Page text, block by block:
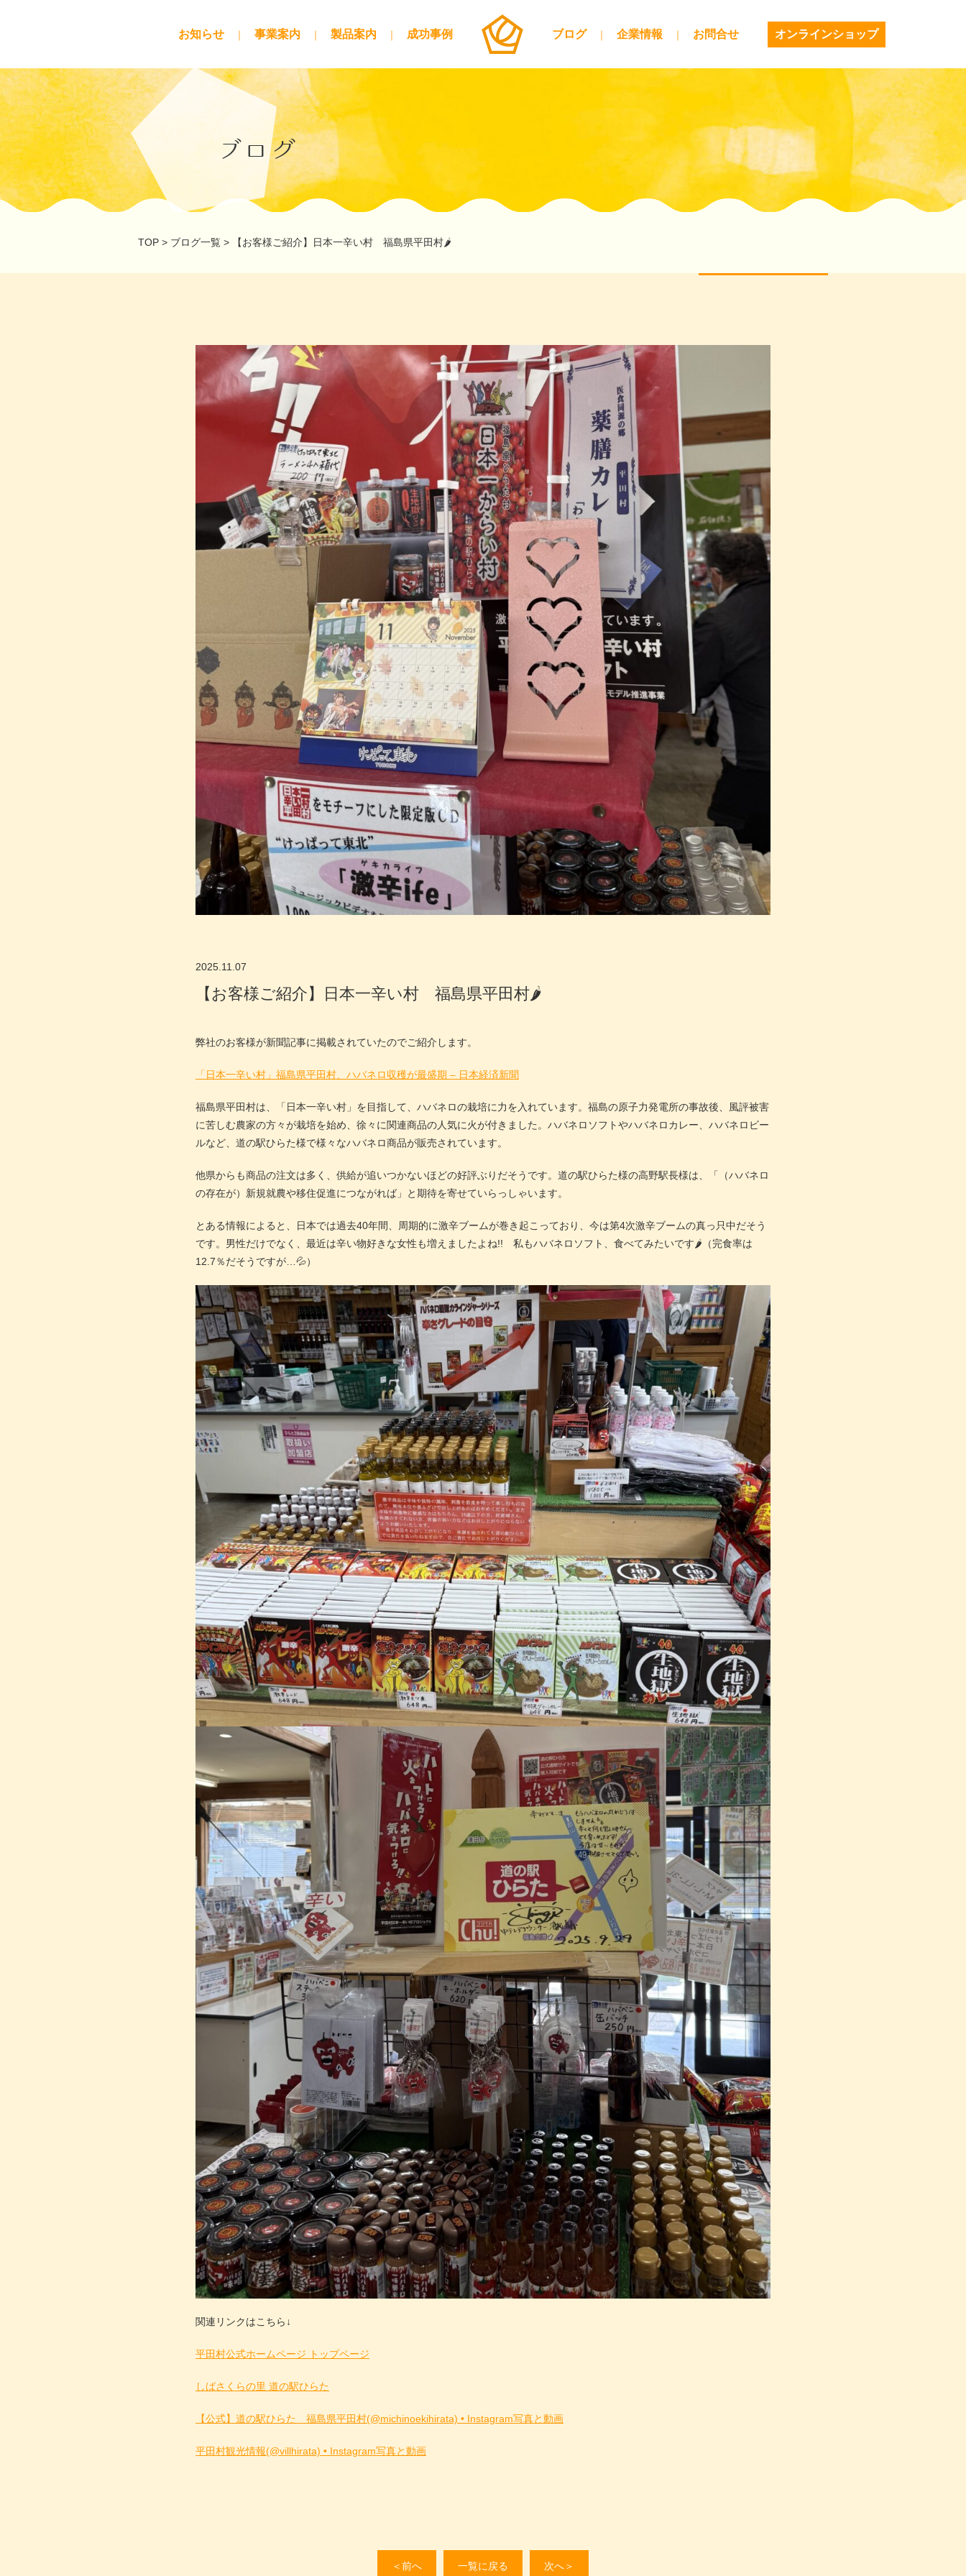
お知らせ 事業案内 製品案内 成功事例 ブログ 企業情報 お問合せ オンラインショップ
ブログ
TOP > ブログ一覧 > 【お客様ご紹介】日本一辛い村 福島県平田村🌶
2025.11.07
【お客様ご紹介】日本一辛い村 福島県平田村🌶
弊社のお客様が新聞記事に掲載されていたのでご紹介します。
「日本一辛い村」福島県平田村、ハバネロ収穫が最盛期 – 日本経済新聞
福島県平田村は、「日本一辛い村」を目指して、ハバネロの栽培に力を入れています。福島の原子力発電所の事故後、風評被害
に苦しむ農家の方々が栽培を始め、徐々に関連商品の人気に火が付きました。ハバネロソフトやハバネロカレー、ハバネロビー
ルなど、道の駅ひらた様で様々なハバネロ商品が販売されています。
他県からも商品の注文は多く、供給が追いつかないほどの好評ぶりだそうです。道の駅ひらた様の高野駅長様は、「（ハバネロ
の存在が）新規就農や移住促進につながれば」と期待を寄せていらっしゃいます。
とある情報によると、日本では過去40年間、周期的に激辛ブームが巻き起こっており、今は第4次激辛ブームの真っ只中だそう
です。男性だけでなく、最近は辛い物好きな女性も増えましたよね!! 私もハバネロソフト、食べてみたいです🌶（完食率は
12.7％だそうですが…💦）
関連リンクはこちら↓
平田村公式ホームページ トップページ
しばさくらの里 道の駅ひらた
【公式】道の駅ひらた 福島県平田村(@michinoekihirata) • Instagram写真と動画
平田村観光情報(@villhirata) • Instagram写真と動画
＜前へ 一覧に戻る 次へ＞